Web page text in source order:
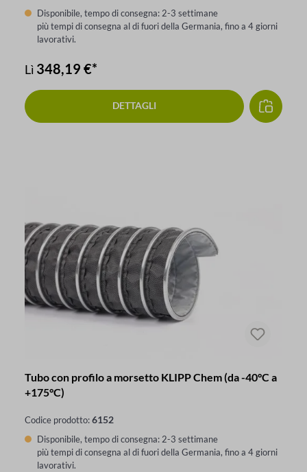
Disponibile, tempo di consegna: 2-3 settimane
più tempi di consegna al di fuori della Germania, fino a 4 giorni
lavorativi.
Lì 348,19 €*
DETTAGLI
Tubo con profilo a morsetto KLIPP Chem (da -40°C a
+175°C)
Codice prodotto:6152
Disponibile, tempo di consegna: 2-3 settimane
più tempi di consegna al di fuori della Germania, fino a 4 giorni
lavorativi.